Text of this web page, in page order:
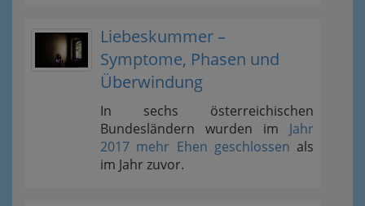
Liebeskummer –
Symptome, Phasen und
Überwindung
In sechs österreichischen
Bundesländern wurden im Jahr
2017 mehr Ehen geschlossen als
im Jahr zuvor.